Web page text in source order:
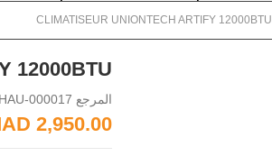
CLIMATISEUR UNIONTECH ARTIFY 12000BTU
12000BTU
المرجع 000017
2,950.00 MAD